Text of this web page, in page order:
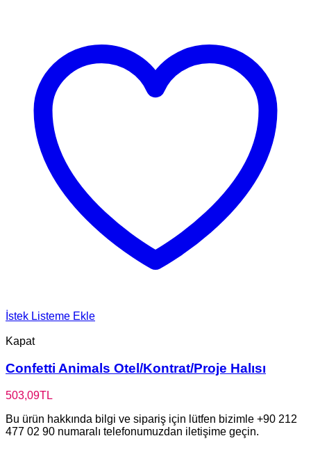
İstek Listeme Ekle
Kapat
Confetti Animals Otel/Kontrat/Proje Halısı
503,09TL
Bu ürün hakkında bilgi ve sipariş için lütfen bizimle +90 212
477 02 90 numaralı telefonumuzdan iletişime geçin.